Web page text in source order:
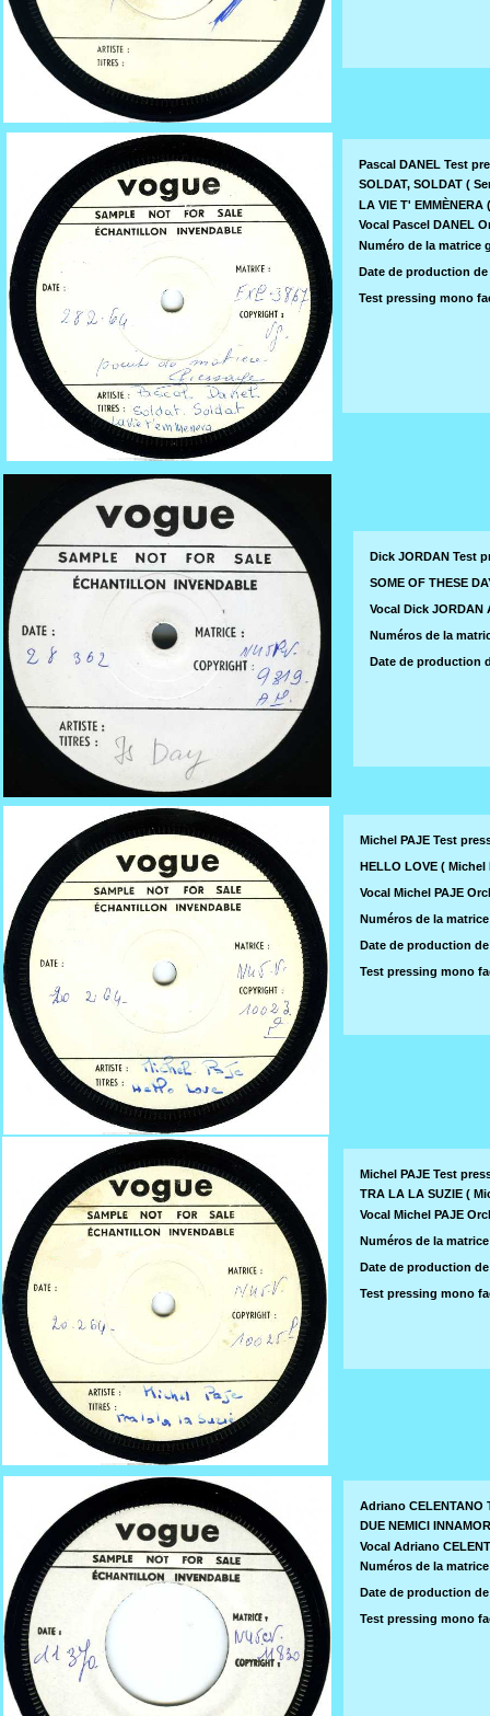
Pascal DANEL Test
SOLDAT, SOLDAT (
LA VIE T'
Vocal Pascel DANEL
Numéro de la matrice
Date de production
Test pressing mono
Dick JORDAN Test
SOME OF THESE
Vocal Dick
Numéros de la
Date de production
Michel PAJE Test
TRA LA LA SUZIE (
Vocal Michel PAJE
Numéros de la
Date de production
Test pressing mono
Michel PAJE Test
HELLO LOVE (
Vocal Michel PAJE
Numéros de la
Date de production
Test pressing mono
Adriano CELENTANO
DUE NEMICI
Vocal Adriano
Numéros de la
Date de production
Test pressing mono